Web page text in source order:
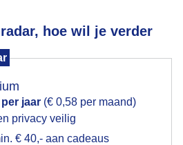
hoe wil je verder
per jaar (€ 0,58 per maand)
privacy veilig
€ 40,- aan cadeaus
de Nieuwe Maas
gebruiken voor het
akkoord op hebt gegeven,